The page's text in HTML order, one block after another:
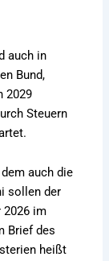
auch in
Bund,
2029
Steuern
auch die
sollen der
2026 im
Brief des
heißt